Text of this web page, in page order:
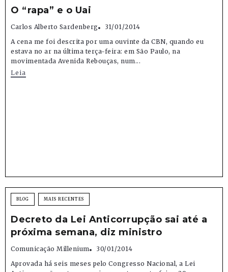
O “rapa” e o Uai
Carlos Alberto Sardenberg
31/01/2014
A cena me foi descrita por uma ouvinte da CBN, quando eu
estava no ar na última terça-feira: em São Paulo, na
movimentada Avenida Rebouças, num...
Leia
BLOG MAIS RECENTES
Decreto da Lei Anticorrupção sai até a
próxima semana, diz ministro
Comunicação Millenium
30/01/2014
Aprovada há seis meses pelo Congresso Nacional, a Lei